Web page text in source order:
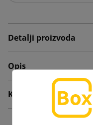
Detalji proizvoda
Opis
Komentari